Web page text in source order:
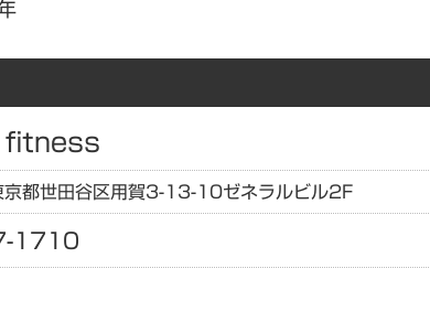
都世田谷区用賀3-13-10ゼネラルビル2F
1710